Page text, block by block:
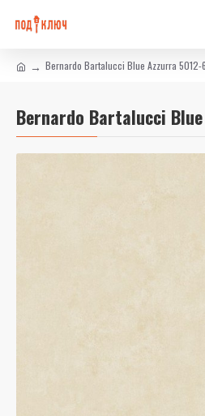
Bernardo Bartalucci Blue Azzurra 5012-6
Bernardo Bartalucci